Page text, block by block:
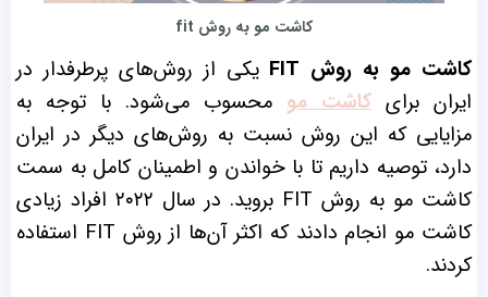
کاشت مو به روش fit
کاشت مو به روش FIT
یکی از روش‌های پرطرفدار در
ایران برای کاشت مو محسوب می‌شود. با توجه به
مزایایی که این روش نسبت به روش‌های دیگر در ایران
دارد، توصیه داریم تا با خواندن و اطمینان کامل به سمت
کاشت مو به روش FIT بروید. در سال ۲۰۲۲ افراد زیادی
کاشت مو انجام دادند که اکثر آن‌ها از روش FIT استفاده
کردند.